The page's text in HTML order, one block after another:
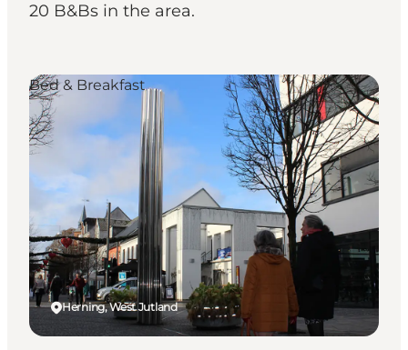
20 B&Bs in the area.
Herning, West Jutland
Bed & Breakfast